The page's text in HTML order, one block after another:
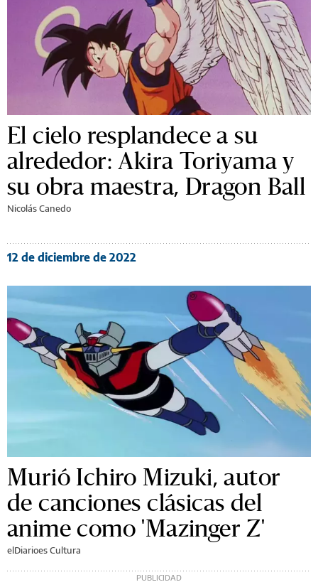
El cielo resplandece a su
alrededor: Akira Toriyama y
su obra maestra, Dragon Ball
Nicolás Canedo
12 de diciembre de 2022
Murió Ichiro Mizuki, autor
de canciones clásicas del
anime como 'Mazinger Z'
elDiarioes Cultura